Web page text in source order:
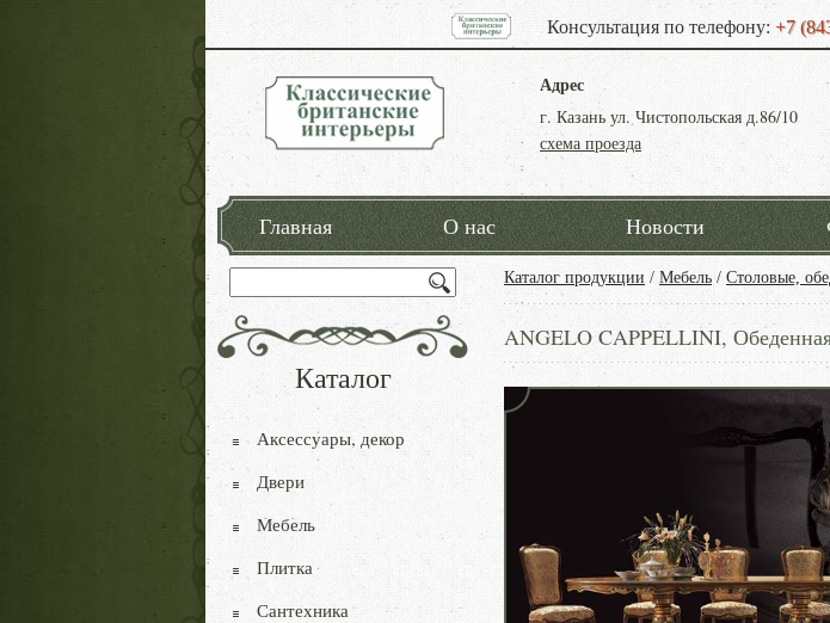
Консультация по телефону: +7
Адрес
г. Казань ул. Чистопольская д.86/10
схема проезда
Главная О нас Новости
Каталог продукции / Мебель / Столовые,
ANGELO CAPPELLINI,
Каталог
Аксессуары, декор
Двери
Мебель
Плитка
Сантехника